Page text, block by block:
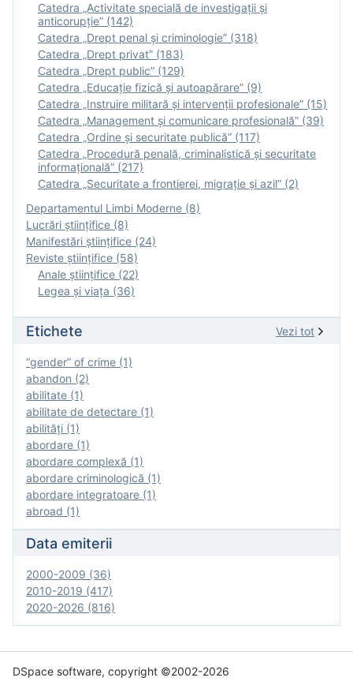
Catedra „Activitate specială de investigaţii şi
anticorupție” (142)
Catedra „Drept penal și criminologie” (318)
Catedra „Drept privat” (183)
Catedra „Drept public” (129)
Catedra „Educație fizică şi autoapărare” (9)
Catedra „Instruire militară şi intervenţii profesionale” (15)
Catedra „Management și comunicare profesională” (39)
Catedra „Ordine și securitate publică” (117)
Catedra „Procedură penală, criminalistică și securitate
informațională” (217)
Catedra „Securitate a frontierei, migrație și azil” (2)
Departamentul Limbi Moderne (8)
Lucrări științifice (8)
Manifestări ştiinţifice (24)
Reviste ştiinţifice (58)
Anale ştiinţifice (22)
Legea şi viaţa (36)
Etichete Vezi tot
“gender” of crime (1)
abandon (2)
abilitate (1)
abilitate de detectare (1)
abilităţi (1)
abordare (1)
abordare complexă (1)
abordare criminologică (1)
abordare integratoare (1)
abroad (1)
Data emiterii
2000-2009 (36)
2010-2019 (417)
2020-2026 (816)
DSpace software, copyright ©2002-2026